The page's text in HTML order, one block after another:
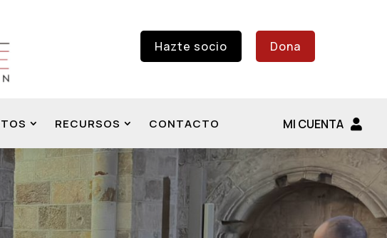
Hazte socio Dona
RECURSOS CONTACTO MI CUENTA